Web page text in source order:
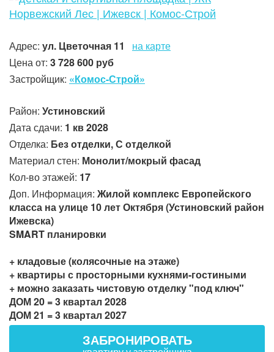
Адрес: ул. Цветочная 11
на карте
Цена от: 3 728 600 руб
Застройщик: «Комос-Строй»
Район: Устиновский
Дата сдачи: 1 кв 2028
Отделка: Без отделки, С отделкой
Материал стен: Монолит/мокрый фасад
Кол-во этажей: 17
Доп. Информация: Жилой комплекс Европейского
класса на улице 10 лет Октября (Устиновский район
Ижевска)
SMART планировки
+ кладовые (колясочные на этаже)
+ квартиры с просторными кухнями-гостиными
+ можно заказать чистовую отделку "под ключ"
ДОМ 20 = 3 квартал 2028
ДОМ 21 = 3 квартал 2027
ЗАБРОНИРОВАТЬ